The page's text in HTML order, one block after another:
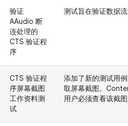
验证
AAudio 断
连处理的
CTS 验证程
序
测试旨在验证数据
CTS 验证程
序屏幕截图
工作资料测
试
添加了新的测试用
取屏幕截图。
用户必须查看该截